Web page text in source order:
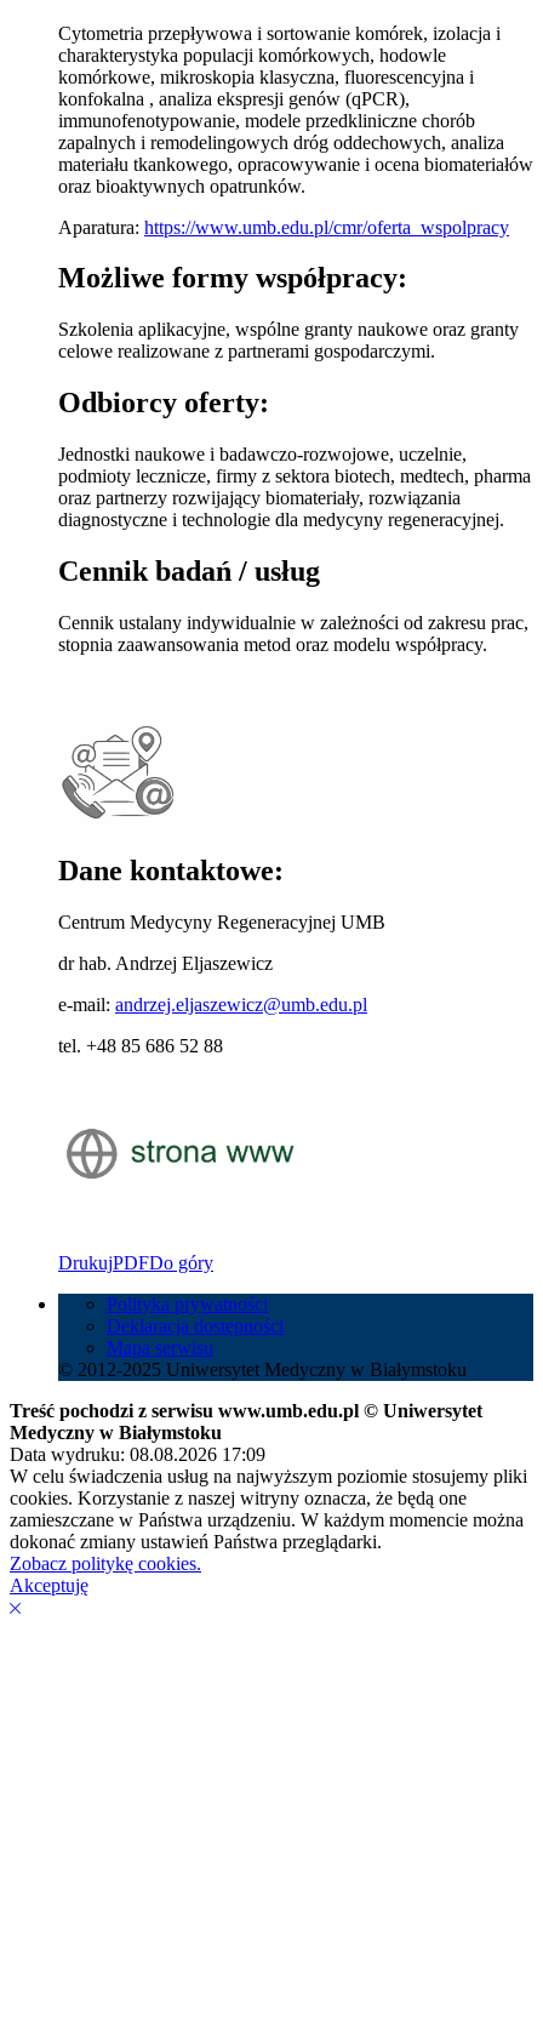
Cytometria przepływowa i sortowanie komórek, izolacja i
charakterystyka populacji komórkowych, hodowle
komórkowe, mikroskopia klasyczna, fluorescencyjna i
konfokalna , analiza ekspresji genów (qPCR),
immunofenotypowanie, modele przedkliniczne chorób
zapalnych i remodelingowych dróg oddechowych, analiza
materiału tkankowego, opracowywanie i ocena biomateriałów
oraz bioaktywnych opatrunków.
Aparatura: https://www.umb.edu.pl/cmr/oferta_wspolpracy
Możliwe formy współpracy:
Szkolenia aplikacyjne, wspólne granty naukowe oraz granty
celowe realizowane z partnerami gospodarczymi.
Odbiorcy oferty:
Jednostki naukowe i badawczo-rozwojowe, uczelnie,
podmioty lecznicze, firmy z sektora biotech, medtech, pharma
oraz partnerzy rozwijający biomateriały, rozwiązania
diagnostyczne i technologie dla medycyny regeneracyjnej.
Cennik badań / usług
Cennik ustalany indywidualnie w zależności od zakresu prac,
stopnia zaawansowania metod oraz modelu współpracy.
Dane kontaktowe:
Centrum Medycyny Regeneracyjnej UMB
dr hab. Andrzej Eljaszewicz
e-mail: andrzej.eljaszewicz@umb.edu.pl
tel. +48 85 686 52 88
DrukujPDFDo góry
Polityka prywatności
Deklaracja dostępności
Mapa serwisu
© 2012-2025 Uniwersytet Medyczny w Białymstoku
Treść pochodzi z serwisu www.umb.edu.pl © Uniwersytet
Medyczny w Białymstoku
Data wydruku: 08.08.2026 17:09
W celu świadczenia usług na najwyższym poziomie stosujemy pliki
cookies. Korzystanie z naszej witryny oznacza, że będą one
zamieszczane w Państwa urządzeniu. W każdym momencie można
dokonać zmiany ustawień Państwa przeglądarki.
Zobacz politykę cookies.
Akceptuję